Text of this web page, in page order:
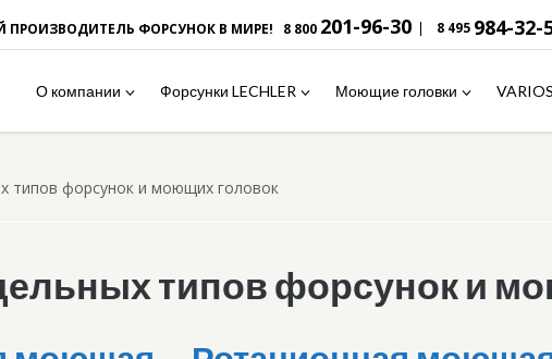
ПРОИЗВОДИТЕЛЬ ФОРСУНОК В МИРЕ! 8 800 201-96-30 | 8 495 984-32-
О компании Форсунки LECHLER Моющие головки
типов форсунок и моющих головок
типов форсунок и